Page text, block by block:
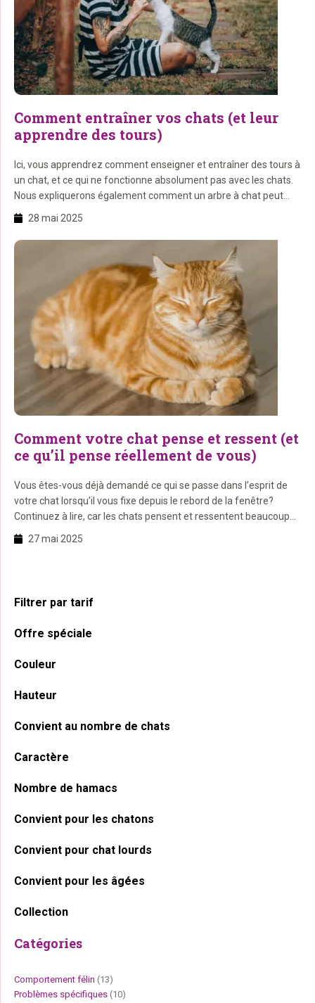
Comment entraîner vos chats (et leur
apprendre des tours)
Ici, vous apprendrez comment enseigner et entraîner des tours à
un chat, et ce qui ne fonctionne absolument pas avec les chats.
Nous expliquerons également comment un arbre à chat peut
aider dans l’entraînement des chats. Prêt à commencer avec
votre chat ? Sur cette page, vous apprendrez : 1. Les chats
peuvent-ils être entraînés […]
28 mai 2025
Comment votre chat pense et ressent (et
ce qu’il pense réellement de vous)
Vous êtes-vous déjà demandé ce qui se passe dans l’esprit de
votre chat lorsqu’il vous fixe depuis le rebord de la fenêtre?
Continuez à lire, car les chats pensent et ressentent beaucoup
plus que vous ne pourriez l’imaginer! Sur cette page, vous
apprendrez: 1. Les chats peuvent-ils penser ? Les chats peuvent
27 mai 2025
Barre
latérale
principale
Filtrer par tarif
Offre spéciale
Couleur
Hauteur
Convient au nombre de chats
Caractère
Nombre de hamacs
Convient pour les chatons
Convient pour chat lourds
Convient pour les âgées
Collection
Catégories
Comportement félin (13)
Problèmes spécifiques (10)